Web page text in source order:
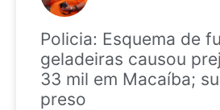
Policia: Esquema de
geladeiras causou
33 mil em Macaíba;
preso